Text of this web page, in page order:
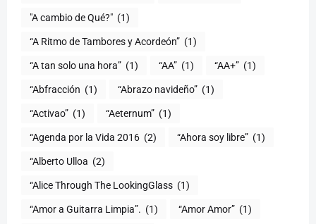
(1)
“A Ritmo de Tambores y Acordeón” (1)
“A tan solo una hora” (1) “AA” (1) “AA+” (1)
“Abfracción (1) “Abrazo navideño” (1)
“Activao” (1) “Aeternum” (1)
“Agenda por la Vida 2016 (2) “Ahora soy libre” (1)
“Alberto Ulloa (2)
“Alice Through The LookingGlass (1)
“Amor a Guitarra Limpia”. (1) “Amor Amor” (1)